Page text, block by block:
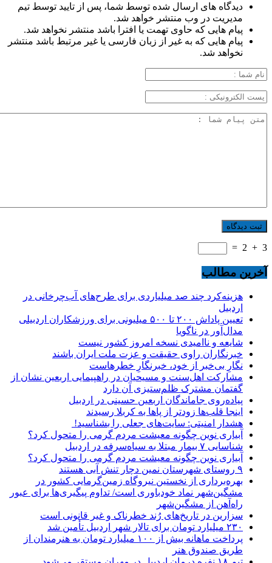
دیدگاه های ارسال شده توسط شما، پس از تایید توسط تیم
مدیریت در وب منتشر خواهد شد.
پیام هایی که حاوی تهمت یا افترا باشد منتشر نخواهد شد.
پیام هایی که به غیر از زبان فارسی یا غیر مرتبط باشد منتشر
نخواهد شد.
3
+
2
=
آخرین مطالب
هزینه‌کرد چند صد میلیاردی برای طرح‌های آب‌چرخانی در
اردبیل
تعیین پاداش ۲۰۰ تا ۵۰۰ میلیونی برای ورزشکاران اردبیلی
مدال‌آور در ناگویا
شایعه و ناامیدی نسخه امروز کشور نیست
خبرنگاران راوی حقیقت و عزت ملت ایران باشند
نگارِ بی‌خبر از خود، خبرنگارِ خطرهاست
مشارکت اهل‌سنت و مسیحیان در راهپیمایی اربعین نشان از
گفتمان مشترک ظلم‌ستیزی آن دارد
پیاده‌روی جاماندگان اربعین حسینی در اردبیل
اینجا قلب‌ها زودتر از پاها به کربلا رسیدند
هشدار امنیتی: سایت‌های جعلی را بشناسید!
آبیاری نوین چگونه معیشت مردم گرمی را متحول کرد؟
شناسایی ۷ بیمار مبتلا به سیاه‌سرفه در اردبیل
آبیاری نوین چگونه معیشت مردم گرمی را متحول کرد؟
۹ روستای شهرستان نمین دچار تنش آبی هستند
بهره‌برداری از نخستین نیروگاه زمین‌گرمایی کشور در
مشگین‌شهر نماد خودباوری است/ تداوم پیگیری‌ها برای عبور
راه‌آهن از مشگین‌شهر
سزارین در تاریخ‌های رُند خطرناک و غیر قانونی است
۲۳۰ میلیارد تومان برای تالار شهر اردبیل تأمین شد
پرداخت ماهانه بیش از ۱۰۰ میلیارد تومان به هنرمندان از
طریق صندوق هنر